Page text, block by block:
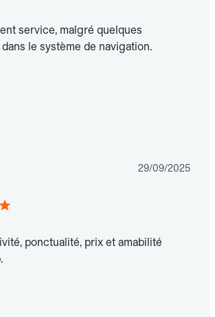
service, malgré quelques
le système de navigation.
29/09/2025
ponctualité, prix et amabilité